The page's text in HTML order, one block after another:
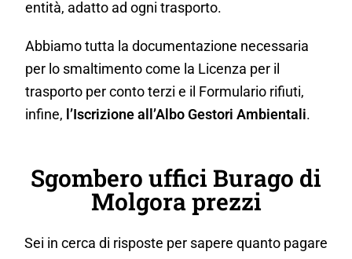
entità, adatto ad ogni trasporto.
Abbiamo tutta la documentazione necessaria
per lo smaltimento come la Licenza per il
trasporto per conto terzi e il Formulario rifiuti,
infine, l’Iscrizione all’Albo Gestori Ambientali.
Sgombero uffici Burago di
Molgora prezzi
Sei in cerca di risposte per sapere quanto pagare